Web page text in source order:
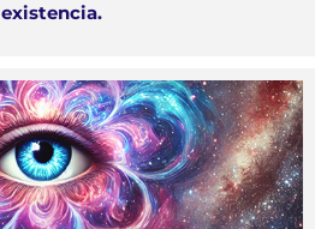
existencia.